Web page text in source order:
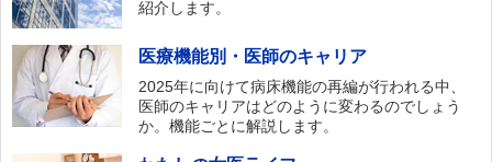
紹介します。
医療機能別・医師のキャリア
2025年に向けて病床機能の再編が行われる中、
医師のキャリアはどのように変わるのでしょう
か。機能ごとに解説します。